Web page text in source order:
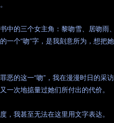
中的三个女主角：黎吻雪、居吻雨
一个“吻”字，是我刻意所为，想把
恶的这一“吻”，我在漫漫时日的采
一次地掂量过她们所付出的代价。
，我甚至无法在这里用文字表达。